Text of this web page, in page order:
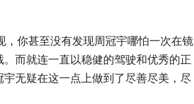
，你甚至没有发现周冠宇哪怕一次在镜
而就连一直以稳健的驾驶和优秀的正
无疑在这一点上做到了尽善尽美，尽